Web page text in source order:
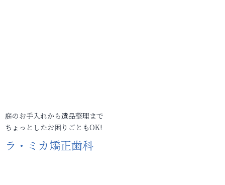
庭のお手入れから遺品整理まで
ちょっとしたお困りごともOK!
ラ・ミカ矯正歯科